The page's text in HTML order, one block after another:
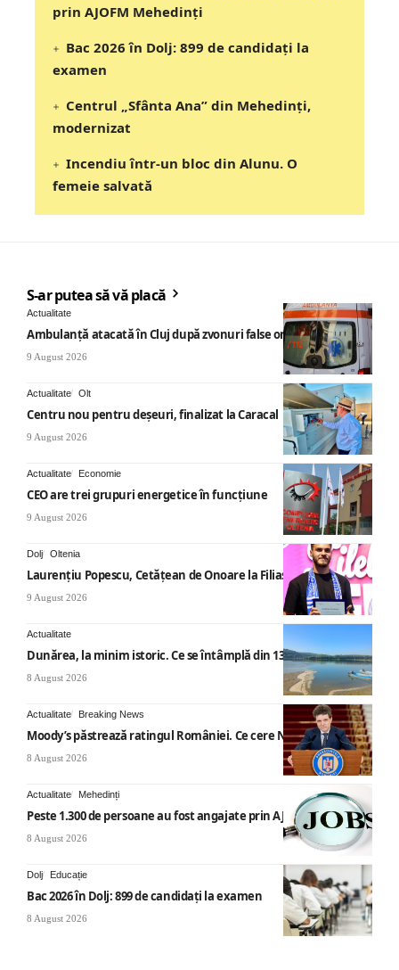
prin AJOFM Mehedinți
Bac 2026 în Dolj: 899 de candidați la
examen
Centrul „Sfânta Ana” din Mehedinți,
modernizat
Incendiu într-un bloc din Alunu. O
femeie salvată
S-ar putea să vă placă
Actualitate
Ambulanță atacată în Cluj după zvonuri false online
9 August 2026
Actualitate Olt
Centru nou pentru deșeuri, finalizat la Caracal
9 August 2026
Actualitate Economie
CEO are trei grupuri energetice în funcțiune
9 August 2026
Dolj Oltenia
Laurențiu Popescu, Cetățean de Onoare la Filiași
9 August 2026
Actualitate
Dunărea, la minim istoric. Ce se întâmplă din 13 august
8 August 2026
Actualitate Breaking News
Moody’s păstrează ratingul României. Ce cere Nicușor Dan
8 August 2026
Actualitate Mehedinți
Peste 1.300 de persoane au fost angajate prin AJOFM Mehedinți
8 August 2026
Dolj Educație
Bac 2026 în Dolj: 899 de candidați la examen
8 August 2026